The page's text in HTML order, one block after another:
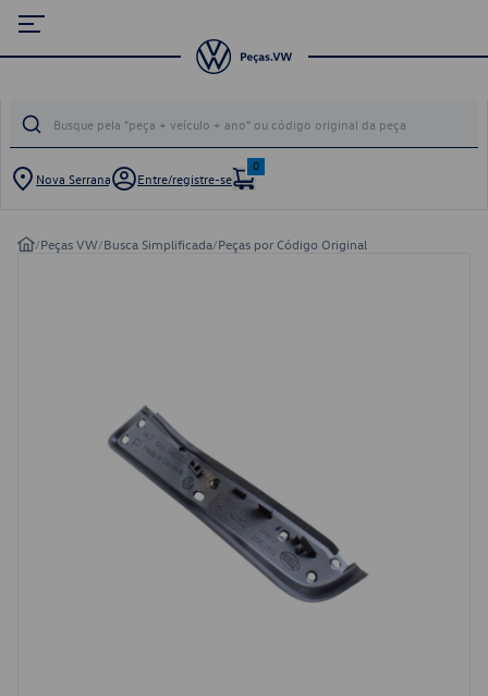
Nova Serrana Entre/registre-se
0
/Peças VW/Busca Simplificada/Peças por Código Original